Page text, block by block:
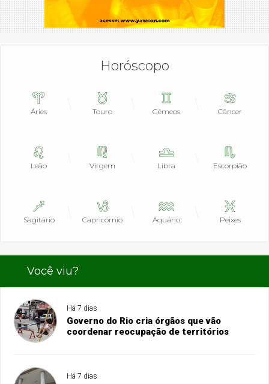
Horóscopo
Áries Touro Gêmeos Câncer
Leão Virgem Libra Escorpião
Sagitário Capricórnio Aquário Peixes
Você viu?
Há 7 dias
Governo do Rio cria órgãos que vão
coordenar reocupação de territórios
Há 7 dias